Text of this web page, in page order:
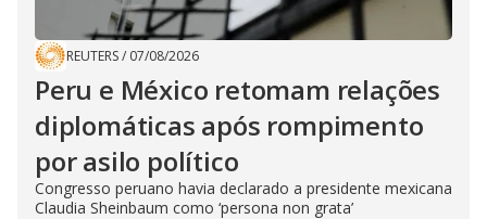
REUTERS/ 07/08/2026
Peru e México retomam relações
diplomáticas após rompimento
por asilo político
Congresso peruano havia declarado a presidente mexicana
Claudia Sheinbaum como ‘persona non grata’